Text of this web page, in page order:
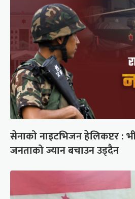
सेनाको नाइटभिजन हेलिकप्टर :
जनताको ज्यान बचाउन उड्दैन